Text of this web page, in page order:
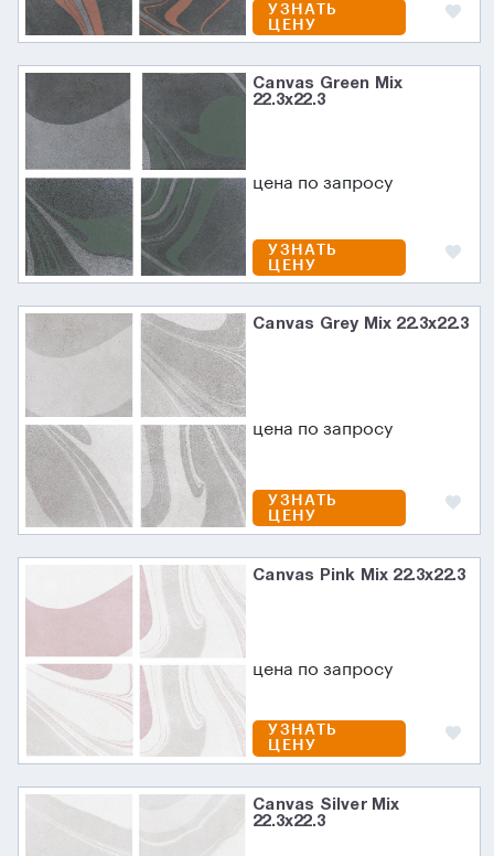
УЗНАТЬ
ЦЕНУ
Canvas Green Mix
22.3x22.3
цена по запросу
УЗНАТЬ
ЦЕНУ
Canvas Grey Mix 22.3x22.3
цена по запросу
УЗНАТЬ
ЦЕНУ
Canvas Pink Mix 22.3x22.3
цена по запросу
УЗНАТЬ
ЦЕНУ
Canvas Silver Mix
22.3x22.3